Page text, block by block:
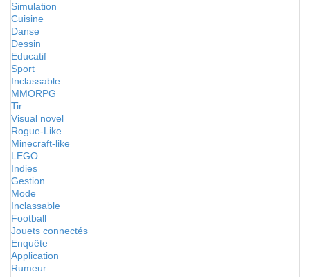
Simulation
Cuisine
Danse
Dessin
Educatif
Sport
Inclassable
MMORPG
Tir
Visual novel
Rogue-Like
Minecraft-like
LEGO
Indies
Gestion
Mode
Inclassable
Football
Jouets connectés
Enquête
Application
Rumeur